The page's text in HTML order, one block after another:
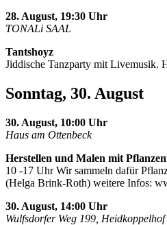
28. August, 19:30 Uhr
TONALi SAAL
Tantshoyz
Jiddische Tanzparty mit Livemusik.
Sonntag, 30. August
30. August, 10:00 Uhr
Haus am Ottenbeck
Herstellen und Malen mit
10 -17 Uhr Wir sammeln dafür
(Helga Brink-Roth) weitere Infos:
30. August, 14:00 Uhr
Wulfsdorfer Weg 199, Heidkoppelhof